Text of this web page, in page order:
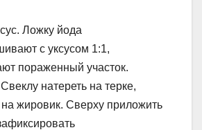
Ложку йода
с уксусом 1:1,
пораженный участок.
натереть на терке,
на жировик. Сверху приложить